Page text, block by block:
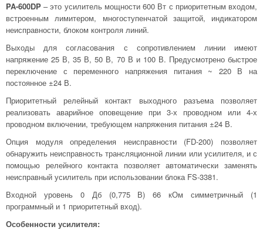
PA-600DP – это усилитель мощности 600 Вт с приоритетным входом,
встроенным лимитером, многоступенчатой защитой, индикатором
неисправности, блоком контроля линий.
Выходы для согласования с сопротивлением линии имеют
напряжение 25 В, 35 В, 50 В, 70 В и 100 В. Предусмотрено быстрое
переключение с переменного напряжения питания ~ 220 В на
постоянное ±24 В.
Приоритетный релейный контакт выходного разъема позволяет
реализовать аварийное оповещение при 3-х проводном или 4-х
проводном включении, требующем напряжения питания ±24 В.
Опция модуля определения неисправности (FD-200) позволяет
обнаружить неисправность трансляционной линии или усилителя, и с
помощью релейного контакта позволяет автоматически заменять
неисправный усилитель при использовании блока FS-3381.
Входной уровень 0 Дб (0,775 В) 66 кОм симметричный (1
программный и 1 приоритетный вход).
Особенности усилителя: